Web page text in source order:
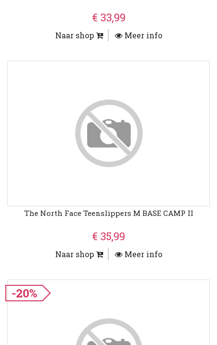
€ 33,99
Naar shop Meer info
The North Face Teenslippers M BASE CAMP II
€ 35,99
Naar shop Meer info
-20%